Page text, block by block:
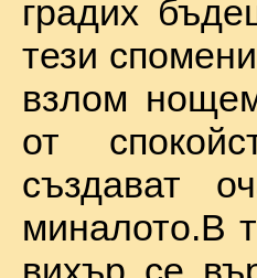
градих
тези
взлом
от
създават
миналото.В